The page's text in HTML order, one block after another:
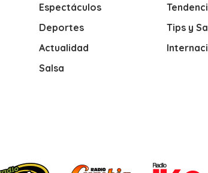
Espectáculos
Deportes
Actualidad
Salsa
Tips y